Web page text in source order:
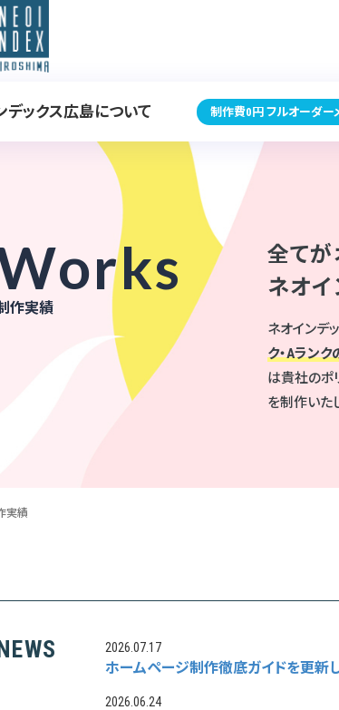
デックス広島について 制作費0円 フルオーダー
作実績
全てが
ネオイ
ネオインデ
ク・Aラン
は貴社のポ
を制作いた
実績
2026.07.17
ホームページ制作徹底ガイドを更新
2026.06.24